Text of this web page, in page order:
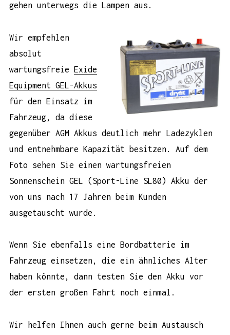
gehen unterwegs die Lampen aus.
Wir empfehlen
absolut
wartungsfreie Exide
Equipment GEL-Akkus
für den Einsatz im
Fahrzeug, da diese
gegenüber AGM Akkus deutlich mehr Ladezyklen
und entnehmbare Kapazität besitzen. Auf dem
Foto sehen Sie einen wartungsfreien
Sonnenschein GEL (Sport-Line SL80) Akku der
von uns nach 17 Jahren beim Kunden
ausgetauscht wurde.
Wenn Sie ebenfalls eine Bordbatterie im
Fahrzeug einsetzen, die ein ähnliches Alter
haben könnte, dann testen Sie den Akku vor
der ersten großen Fahrt noch einmal.
Wir helfen Ihnen auch gerne beim Austausch